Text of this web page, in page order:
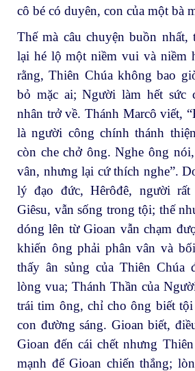
cô bé có duyên, con của một bà
Thế mà câu chuyện buồn nhất,
lại hé lộ một niềm vui và niềm
rằng, Thiên Chúa không bao
bỏ mặc ai; Người làm hết sức
nhân trở về. Thánh Marcô viết,
là người công chính thánh
còn che chở ông. Nghe ông
vân, nhưng lại cứ thích nghe”.
lý đạo đức, Hêrôđê, người rất
Giêsu, vẫn sống trong tội; thế
dóng lên từ Gioan vẫn chạm
khiến ông phải phân vân và
thấy ân sủng của Thiên Chúa
lòng vua; Thánh Thần của
trái tim ông, chỉ cho ông biết
con đường sáng. Gioan biết,
Gioan đến cái chết nhưng
mạnh để Gioan chiến thắng;